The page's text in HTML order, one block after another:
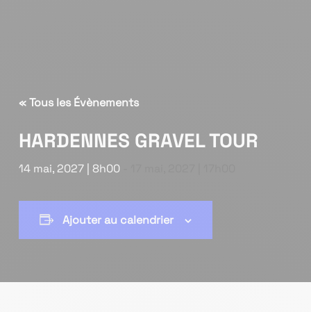
« Tous les Évènements
HARDENNES GRAVEL TOUR
14 mai, 2027 | 8h00-
Ajouter au calendrier